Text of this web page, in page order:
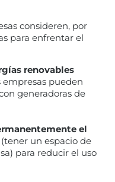
consideren, por
para enfrentar el
renovables
empresas pueden
generadoras de
el
(tener un espacio de
para reducir el uso